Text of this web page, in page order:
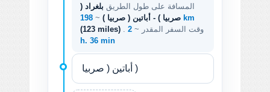
المسافة على طول الطريق بلغراد (
صربيا ) - أباتين ( صربيا ) ~
198 km
(123 miles)
. وقت السفر المقدر ~ 2
h. 36 min